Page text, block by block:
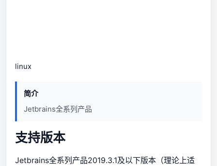
linux
简介
Jetbrains全系列产品
支持版本
Jetbrains全系列产品2019.3.1及以下版本（理论上适